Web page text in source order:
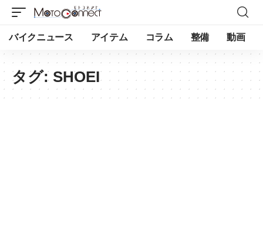
バイクニュース アイテム コラム 整備 動画
タグ: SHOEI